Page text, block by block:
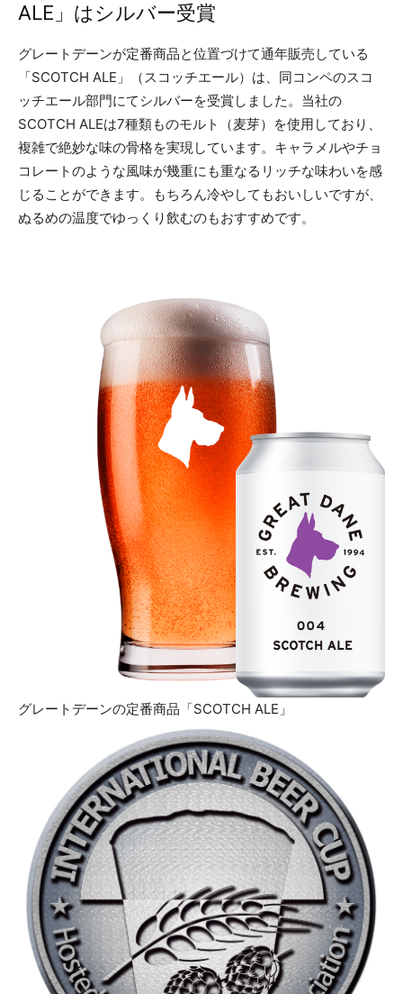
ALE」はシルバー受賞
グレートデーンが定番商品と位置づけて通年販売している
「SCOTCH ALE」（スコッチエール）は、同コンペのスコ
ッチエール部門にてシルバーを受賞しました。当社の
SCOTCH ALEは7種類ものモルト（麦芽）を使用しており、
複雑で絶妙な味の骨格を実現しています。キャラメルやチョ
コレートのような風味が幾重にも重なるリッチな味わいを感
じることができます。もちろん冷やしてもおいしいですが、
ぬるめの温度でゆっくり飲むのもおすすめです。
グレートデーンの定番商品「SCOTCH ALE」